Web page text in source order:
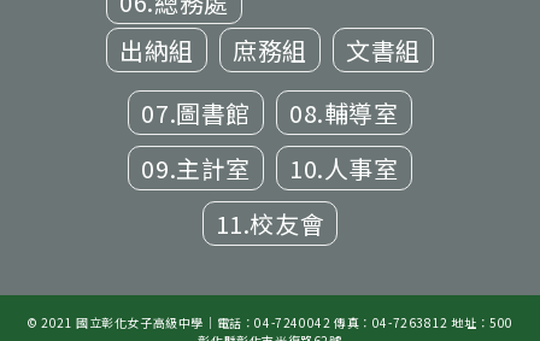
出納組
庶務組
文書組
07.圖書館
08.輔導室
09.主計室
10.人事室
11.校友會
© 2021 國立彰化女子高級中學｜電話：04-7240042 傳真：04-7263812 地址：500